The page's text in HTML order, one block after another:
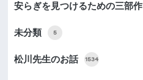
安らぎを見つけるための三部作
未分類 5
松川先生のお話 1534